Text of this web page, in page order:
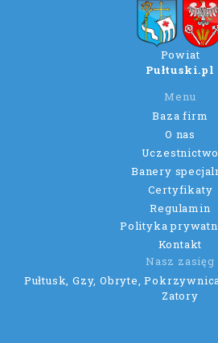
Powiat
Pułtuski.pl
Menu
Baza firm
O nas
Uczestnictwo
Banery
Certyfikaty
Regulamin
Polityka
Kontakt
Nasz zasięg
Pułtusk, Gzy, Obryte,
Zatory